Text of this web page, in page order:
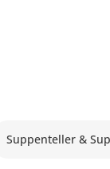
Suppenteller &